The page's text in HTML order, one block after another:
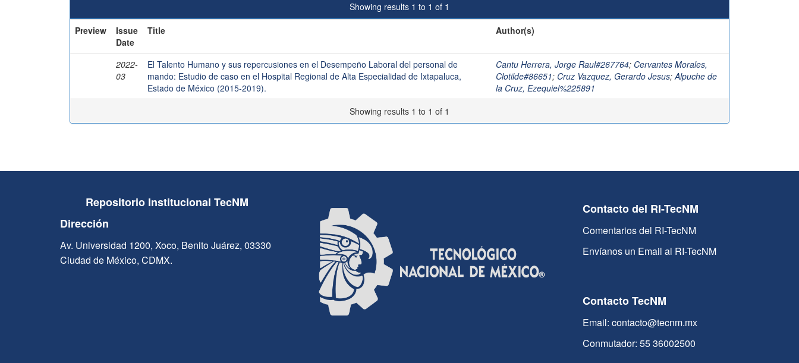
Showing results 1 to 1 of 1
Preview
Issue
Date
Title Author(s)
2022-
03
El Talento Humano y sus repercusiones en el Desempeño Laboral del personal de
mando: Estudio de caso en el Hospital Regional de Alta Especialidad de Ixtapaluca,
Estado de México (2015-2019).
Cantu Herrera, Jorge Raul#267764; Cervantes Morales,
Clotilde#86651; Cruz Vazquez, Gerardo Jesus;Alpuche de
la Cruz, Ezequiel%225891
Showing results 1 to 1 of 1
Repositorio Institucional TecNM
Dirección
Av. Universidad 1200, Xoco, Benito Juárez, 03330
Ciudad de México, CDMX.
Contacto del RI-TecNM
Comentarios del RI-TecNM
Envíanos un Email al RI-TecNM
Contacto TecNM
Email: contacto@tecnm.mx
Conmutador: 55 36002500